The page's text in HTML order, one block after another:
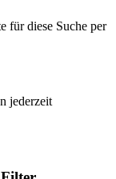
für diese Suche per
jederzeit